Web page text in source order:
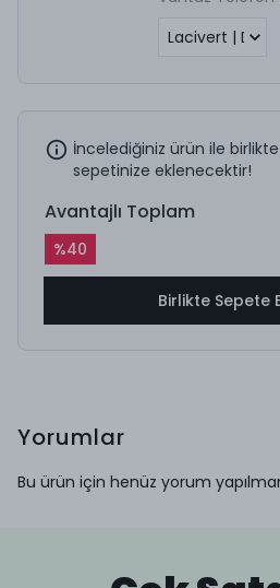
İncelediğiniz ürün ile
sepetinize eklenecektir!
Avantajlı Toplam
%40
Birlikte Sepete
Yorumlar
Bu ürün için henüz yorum